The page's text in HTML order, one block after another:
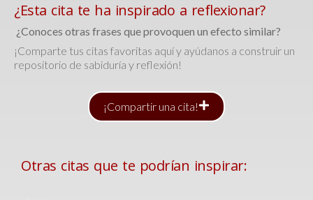
¿Esta cita te ha inspirado a reflexionar?
¿Conoces otras frases que provoquen un efecto similar?
¡Comparte tus citas favoritas aquí y ayúdanos a construir un
repositorio de sabiduría y reflexión!
¡Compartir una cita!
Otras citas que te podrían inspirar: